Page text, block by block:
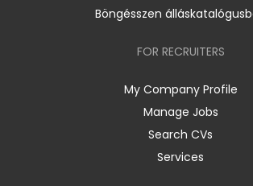
Böngésszen
FOR RECRUITERS
My Company Profile
Manage Jobs
Search CVs
Services